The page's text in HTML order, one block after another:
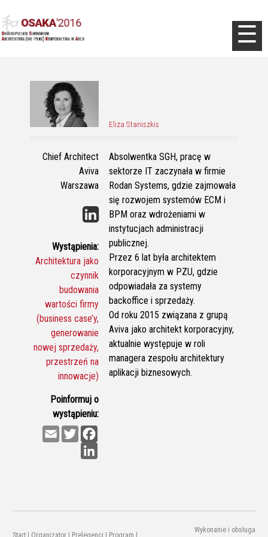
☰
Eliza Staniszkis
Chief Architect
Aviva
Warszawa
Wystąpienia:
Architektura jako
czynnik
budowania
wartości firmy
(business case’y,
generowanie
nowej sprzedaży,
przestrzeń na
innowacje)
Poinformuj o
wystąpieniu:
F
a
e
T
w
t
E
m
L
i
n
Absolwentka SGH, pracę w
sektorze IT zaczynała w firmie
Rodan Systems, gdzie zajmowała
się rozwojem systemów ECM i
BPM oraz wdrożeniami w
instytucjach administracji
publicznej.
Przez 6 lat była architektem
korporacyjnym w PZU, gdzie
odpowiadała za systemy
backoffice i sprzedaży.
Od roku 2015 związana z grupą
Aviva jako architekt korporacyjny,
aktualnie występuje w roli
managera zespołu architektury
aplikacji biznesowych.
Start | Organizator | Prelegenci | Program |
Wykonanie i obsługa